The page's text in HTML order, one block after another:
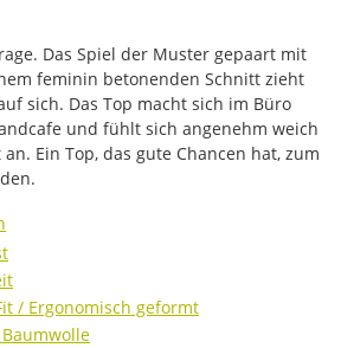
Das Spiel der Muster gepaart mit
feminin betonenden Schnitt zieht
sich. Das Top macht sich im Büro
und fühlt sich angenehm weich
Ein Top, das gute Chancen hat, zum
/ Ergonomisch geformt
Baumwolle